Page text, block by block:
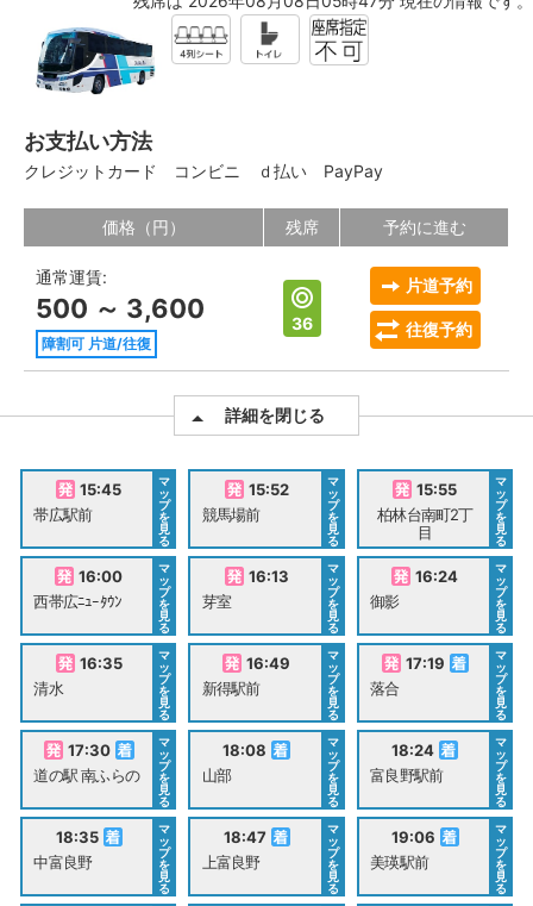
お支払い方法
クレジットカード コンビニ ｄ払い PayPay
価格（円） 残席 予約に進む
通常運賃:
500 ～ 3,600
障割可 片道/往復
36
片道予約
往復予約
詳細を閉じる
15:45
帯広駅前
マ
ッ
プ
を
見
る
15:52
競馬場前
マ
ッ
プ
を
見
る
15:55
柏林台南町2丁
目
マ
ッ
プ
を
見
る
16:00
西帯広ﾆｭｰﾀｳﾝ
マ
ッ
プ
を
見
る
16:13
芽室
マ
ッ
プ
を
見
る
16:24
御影
マ
ッ
プ
を
見
る
16:35
清水
マ
ッ
プ
を
見
る
16:49
新得駅前
マ
ッ
プ
を
見
る
17:19
落合
マ
ッ
プ
を
見
る
17:30
道の駅 南ふらの
マ
ッ
プ
を
見
る
18:08
山部
マ
ッ
プ
を
見
る
18:24
富良野駅前
マ
ッ
プ
を
見
る
18:35
中富良野
マ
ッ
プ
を
見
る
18:47
上富良野
マ
ッ
プ
を
見
る
19:06
美瑛駅前
マ
ッ
プ
を
見
る